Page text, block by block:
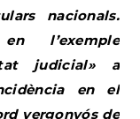
nacionals.
l’exemple
judicial» a
en el
vergonyós de